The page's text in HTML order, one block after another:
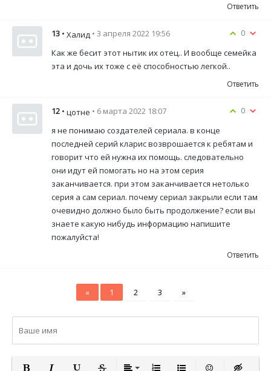
Ответить
0
13 • Халид • 3 апреля 2022 19:56
Как же бесит этот нытик их отец.. И вообще семейка
эта и дочь их тоже с её способностью легкой..
Ответить
0
12 • цотне • 6 марта 2022 18:07
я не понимаю создателей сериала. в конце
последней серий кларис возврошается к ребятам и
говорит что ей нужна их помощь. следовательно
они идут ей помогать но на этом серия
заканчивается. при этом заканчивается нетолько
серия а сам сериал. почему сериал закрыли если там
очевидно должно было быть продолжение? если вы
знаете какую нибудь информацию напишите
пожалуйста!
Ответить
« 1 2 3 »